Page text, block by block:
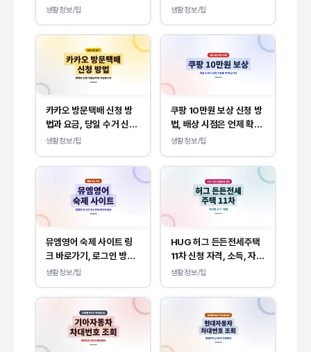
다.
생활정보/팁
(dpis.mnd.go.kr)
생활정보/팁
카카오 방문택배 신청 방
법과 요금, 당일 수거 신청
예약 안내
생활정보/팁
쿠팡 10만원 보상 신청 방
법, 배상 시점은 언제 확인
될까?
생활정보/팁
뮤엠영어 숙제 사이트 링
크 바로가기, 로그인 방법
안내
생활정보/팁
HUG 허그 든든전세주택
11차 신청 자격, 소득, 자산
상관없이 가능합니다.
생활정보/팁